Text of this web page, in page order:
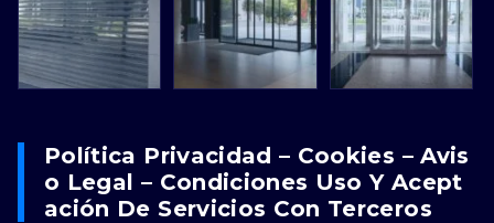
Política Privacidad – Cookies – Avis
O Legal – Condiciones Uso Y Acept
Ación De Servicios Con Terceros